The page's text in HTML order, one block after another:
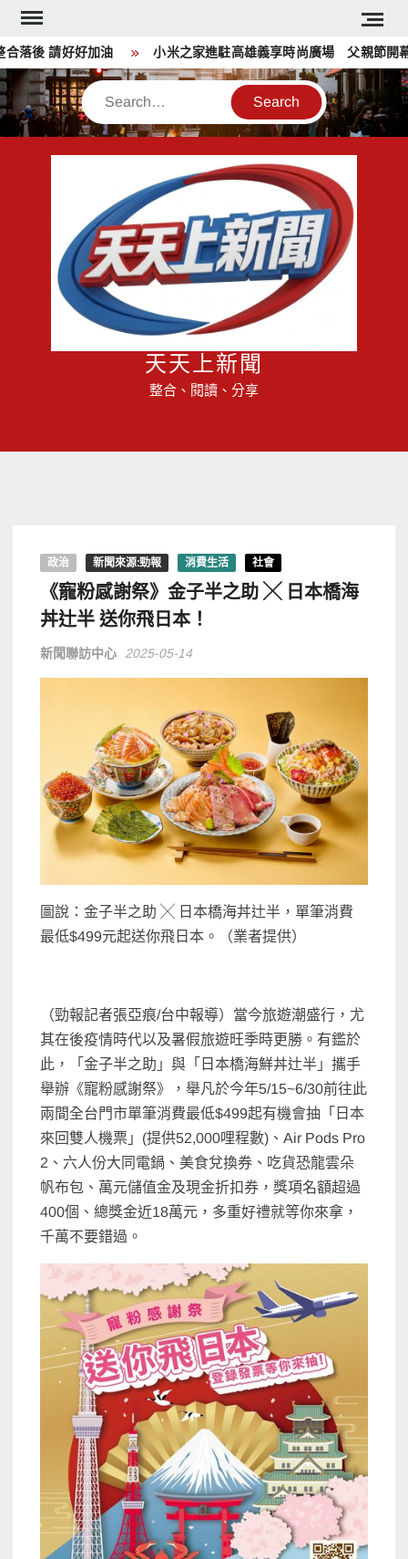
Skip
content
後 請好好加油 小米之家進駐高雄義享時尚廣場 父親節開幕祭
Search
天天上新聞
整合、閱讀、分享
政治 新聞來源:勁報 消費生活 社會
《寵粉感謝祭》金子半之助 ╳ 日本橋海
丼辻半 送你飛日本！
新聞聯訪中心 2025-05-14
圖說：金子半之助 ╳ 日本橋海丼辻半，單筆消費
最低$499元起送你飛日本。（業者提供）
（勁報記者張亞痕/台中報導）當今旅遊潮盛行，尤
其在後疫情時代以及暑假旅遊旺季時更勝。有鑑於
此，「金子半之助」與「日本橋海鮮丼辻半」攜手
舉辦《寵粉感謝祭》，舉凡於今年5/15~6/30前往此
兩間全台門市單筆消費最低$499起有機會抽「日本
來回雙人機票」(提供52,000哩程數)、Air Pods Pro
2、六人份大同電鍋、美食兌換券、吃貨恐龍雲朵
帆布包、萬元儲值金及現金折扣券，獎項名額超過
400個、總獎金近18萬元，多重好禮就等你來拿，
千萬不要錯過。